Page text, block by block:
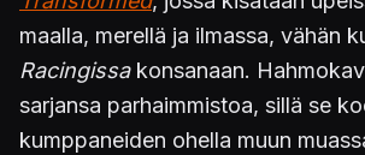
maalla, merellä ja ilmassa, vähän
Racingissakonsanaan.
sarjansa parhaimmistoa, sillä se
kumppaneiden ohella muun